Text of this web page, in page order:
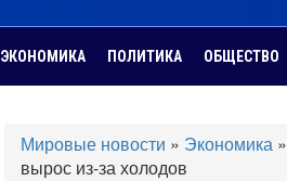
ЭКОНОМИКА ПОЛИТИКА ОБЩЕСТВО
Мировые новости » Экономика »
вырос из-за холодов